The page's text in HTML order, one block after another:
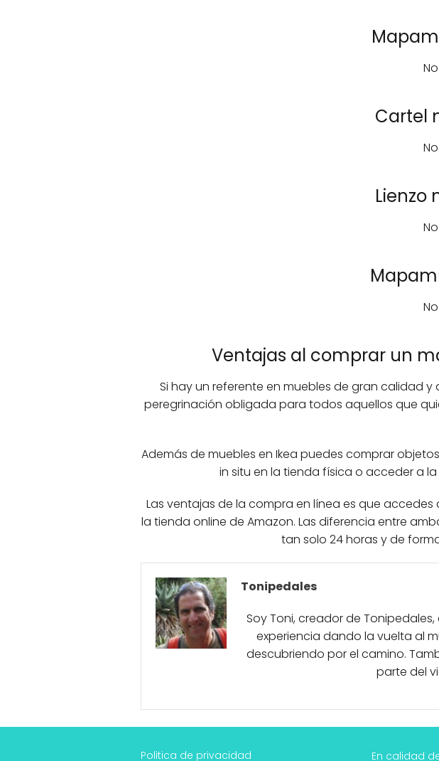
Cartel
Lienzo
Ventajas al comprar un
Si hay un referente en muebles de gran calidad
peregrinación obligada para todos aquellos que
Además de muebles en Ikea puedes comprar
in situ en la tienda física o acceder a
Las ventajas de la compra en línea es que
la tienda online de Amazon. Las diferencia entre
tan solo 24 horas y de
Tonipedales
Soy Toni, creador de
experiencia dando la vuelta al
descubriendo por el camino.
parte del
Politica de privacidad En calidad